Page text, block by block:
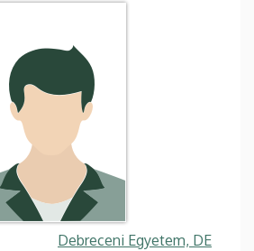
Debreceni Egyetem, DE